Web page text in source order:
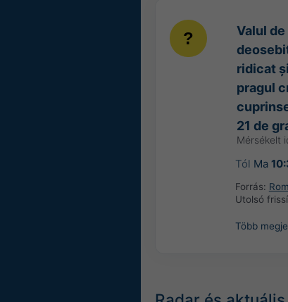
Valul
ridicat
pragul
21 de
Mérsékelt
Tól Ma
Forrás:
Utolsó
Több